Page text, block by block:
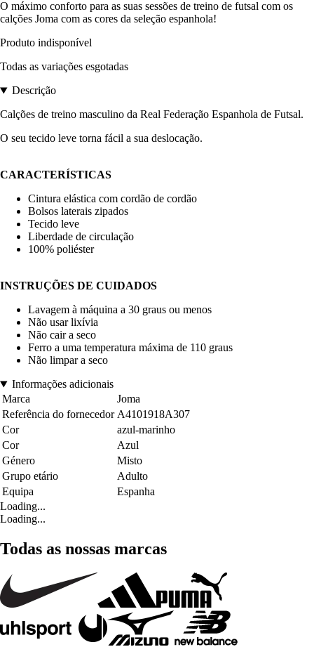
O máximo conforto para as suas sessões de treino de futsal com os
calções Joma com as cores da seleção espanhola!
Produto indisponível
Todas as variações esgotadas
Descrição
Calções de treino masculino da Real Federação Espanhola de Futsal.
O seu tecido leve torna fácil a sua deslocação.
CARACTERÍSTICAS
Cintura elástica com cordão de cordão
Bolsos laterais zipados
Tecido leve
Liberdade de circulação
100% poliéster
INSTRUÇÕES DE CUIDADOS
Lavagem à máquina a 30 graus ou menos
Não usar lixívia
Não cair a seco
Ferro a uma temperatura máxima de 110 graus
Não limpar a seco
Informações adicionais
Marca
Joma
Referência do fornecedor A4101918A307
Cor
azul-marinho
Cor
Azul
Género
Misto
Grupo etário
Adulto
Equipa
Espanha
Loading...
Loading...
Todas as nossas marcas